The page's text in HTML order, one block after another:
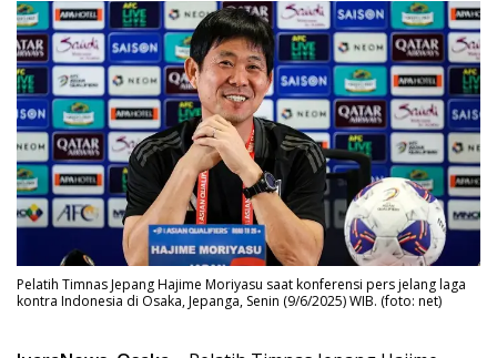
Pelatih Timnas Jepang Hajime Moriyasu saat konferensi pers jelang laga
kontra Indonesia di Osaka, Jepanga, Senin (9/6/2025) WIB. (foto: net)